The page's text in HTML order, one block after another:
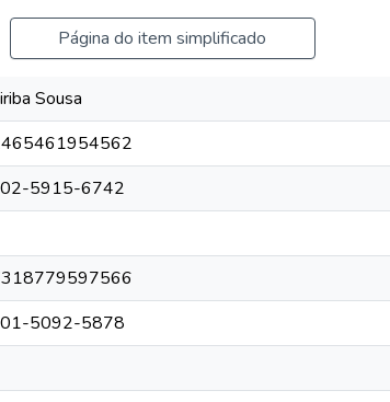
Página do item simplificado
Sousa
5915-6742
5092-5878